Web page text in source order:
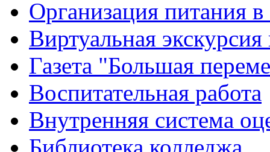
Организация питания в
Виртуальная
Газета "Большая
Воспитательная работа
Внутренняя система